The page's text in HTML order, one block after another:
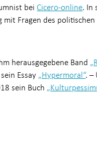
bei Cicero-online. In
Fragen des
herausgegebene Band
Essay „Hypermoral“. –
sein Buch